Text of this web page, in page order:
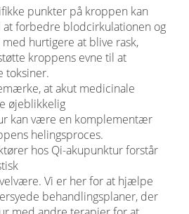
punkter på kroppen kan
forbedre blodcirkulationen og
hurtigere at blive rask,
kroppens evne til at
toksiner.
at akut medicinale
øjeblikkelig
kan være en komplementær
helingsproces.
hos Qi-akupunktur forstår
Vi er her for at hjælpe
behandlingsplaner, der